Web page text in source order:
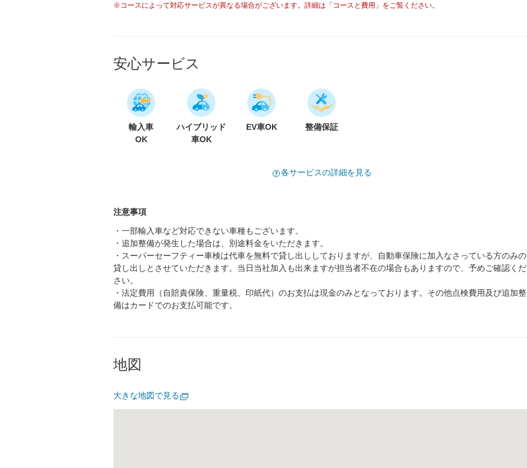
※コースによって対応サービスが異なる場合がございます。詳細は「コースと費用」をご覧ください。
安心サービス
輸入車
OK
ハイブリッド
車OK
EV車OK 整備保証
各サービスの詳細を見る
注意事項
・一部輸入車など対応できない車種もございます。
・追加整備が発生した場合は、別途料金をいただきます。
・スーパーセーフティー車検は代車を無料で貸し出ししておりますが、自動車保険に加入なさっている方のみの
貸し出しとさせていただきます。当日当社加入も出来ますが担当者不在の場合もありますので、予めご確認くだ
さい。
・法定費用（自賠責保険、重量税、印紙代）のお支払は現金のみとなっております。その他点検費用及び追加整
備はカードでのお支払可能です。
地図
大きな地図で見る